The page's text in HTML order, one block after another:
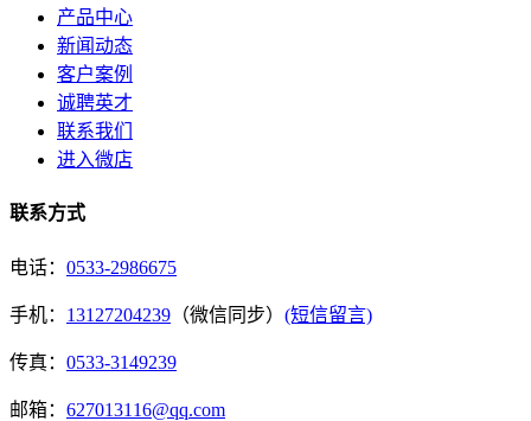
产品中心
新闻动态
客户案例
诚聘英才
联系我们
进入微店
联系方式
电话： 0533-2986675
手机： 13127204239 （微信同步） (短信留言)
传真： 0533-3149239
邮箱： 627013116@qq.com